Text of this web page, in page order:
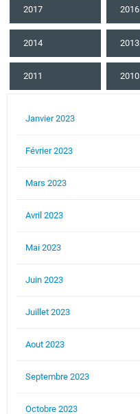
2017 2016
2014 2013
2011 2010
Janvier 2023
Février 2023
Mars 2023
Avril 2023
Mai 2023
Juin 2023
Juillet 2023
Aout 2023
Septembre 2023
Octobre 2023